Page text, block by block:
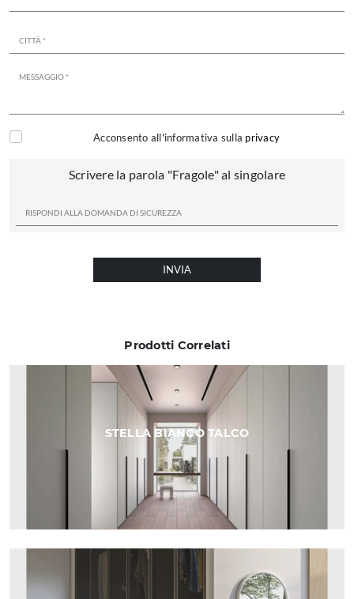
Prodotti Correlati
STELLA BIANCO TALCO
Acconsento all'informativa sulla privacy
Scrivere la parola "Fragole" al singolare
INVIA